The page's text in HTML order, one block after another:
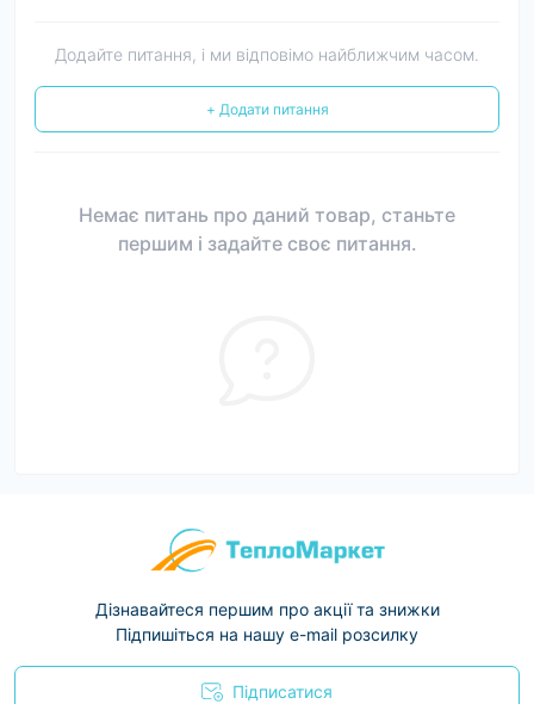
Додайте питання, і ми відповімо найближчим часом.
+ Додати питання
Немає питань про даний товар, станьте
першим і задайте своє питання.
Дізнавайтеся першим про акції та знижки
Підпишіться на нашу e-mail розсилку
Підписатися